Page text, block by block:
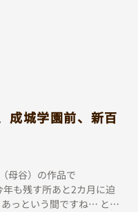
成城学園前、新百
母谷）の作品で
も残す所あと2カ月に迫
っという間ですね… とい